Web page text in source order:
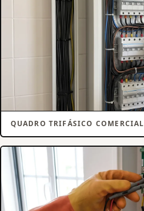
QUADRO TRIFÁSICO COMERCIAL